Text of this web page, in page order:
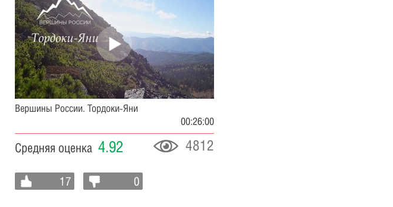
Вершины России. Тордоки-Яни
00:26:00
Средняя оценка 4.92 4812
17 0